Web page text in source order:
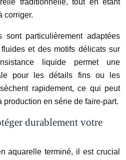
traditionnelle, tout en étant
corriger.
sont particulièrement adaptées
et des motifs délicats sur
liquide permet une
pour les détails fins ou les
rapidement, ce qui peut
production en série de faire-part.
durablement votre
aquarelle terminé, il est crucial